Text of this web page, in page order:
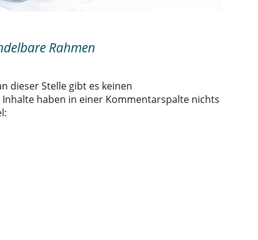
Rahmen
dieser Stelle gibt es keinen
haben in einer Kommentarspalte nichts